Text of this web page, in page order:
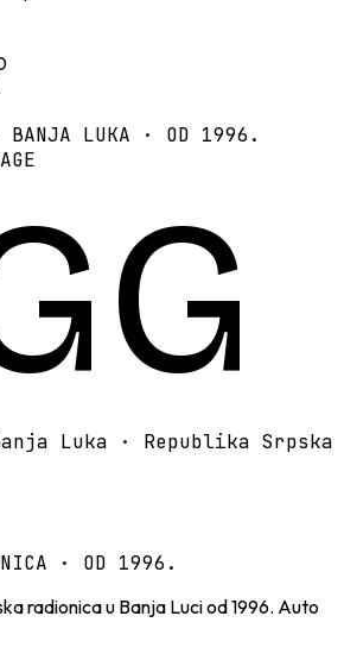
BANJA LUKA · OD 1996.
Luka · Republika Srpska
· OD 1996.
radionica u Banja Luci od 1996. Auto